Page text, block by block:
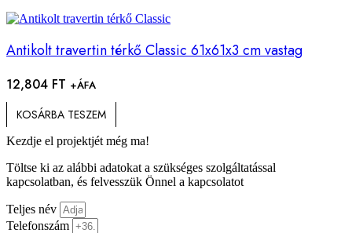
Antikolt travertin térkő Classic 61x61x3 cm vastag
12,804 FT +ÁFA
KOSÁRBA TESZEM
Kezdje el projektjét még ma!
Töltse ki az alábbi adatokat a szükséges szolgáltatással
kapcsolatban, és felvesszük Önnel a kapcsolatot
Teljes név
Telefonszám